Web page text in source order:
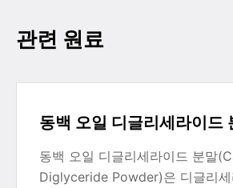
관련 원료
동백 오일 디글리세라이드
동백 오일 디글리세라이드 분말
Diglyceride Powder)은 디글리세